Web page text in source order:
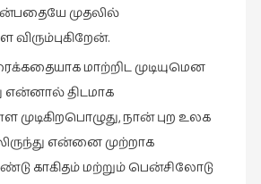
முதலில்
மாற்றிட முடியுமென
என்னால் திடமாக
நான் புற உலக
என்னை முற்றாக
காகிதம் மற்றும் பென்சிலோடு